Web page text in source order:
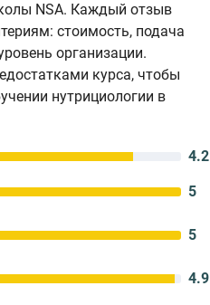
NSA. Каждый отзыв
стоимость, подача
организации.
курса, чтобы
нутрициологии в
4.2
5
5
4.9